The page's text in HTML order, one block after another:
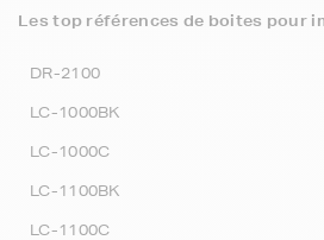
Les top références de boites pour
DR-2100
LC-1000BK
LC-1000C
LC-1100BK
LC-1100C